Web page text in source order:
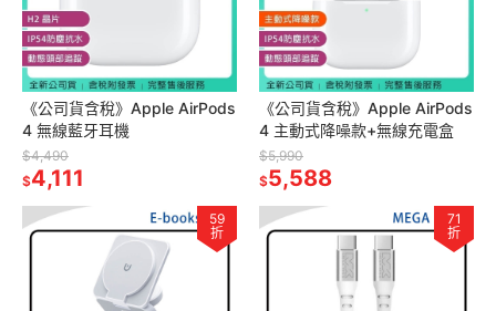
《公司貨含稅》Apple AirPods
4 無線藍牙耳機
$4,490
$4,111
《公司貨含稅》Apple AirPods
4 主動式降噪款+無線充電盒
$5,990
$5,588
59
折
71
折